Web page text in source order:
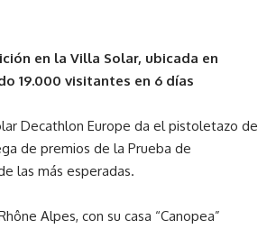
en la Villa Solar, ubicada en
19.000 visitantes en 6 días
Decathlon Europe da el pistoletazo de
de premios de la Prueba de
las más esperadas.
Alpes, con su casa “Canopea”